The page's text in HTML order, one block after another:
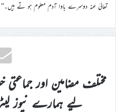
تعالیٰ عنہ دوسرے باوا آدم معلوم ہو تے ہیں۔‘‘
مختلف مضامین اور
لیے ہمارے نیوز